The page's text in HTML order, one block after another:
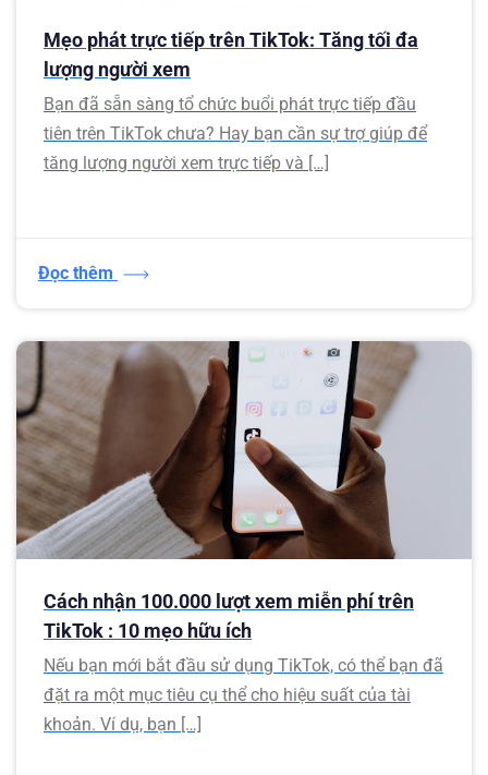
Mẹo phát trực tiếp trên TikTok: Tăng tối đa
lượng người xem
Bạn đã sẵn sàng tổ chức buổi phát trực tiếp đầu
tiên trên TikTok chưa? Hay bạn cần sự trợ giúp để
tăng lượng người xem trực tiếp và […]
Đọc thêm
Cách nhận 100.000 lượt xem miễn phí trên
TikTok : 10 mẹo hữu ích
Nếu bạn mới bắt đầu sử dụng TikTok, có thể bạn đã
đặt ra một mục tiêu cụ thể cho hiệu suất của tài
khoản. Ví dụ, bạn […]